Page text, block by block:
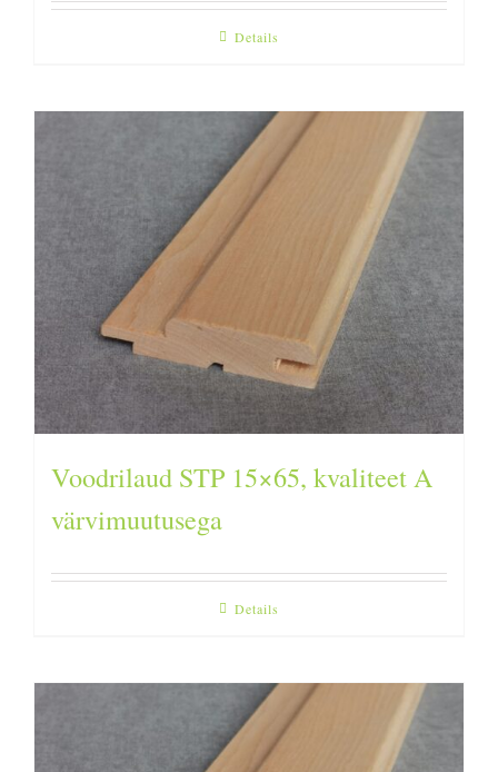
Details
Voodrilaud STP 15×65, kvaliteet A
värvimuutusega
Details